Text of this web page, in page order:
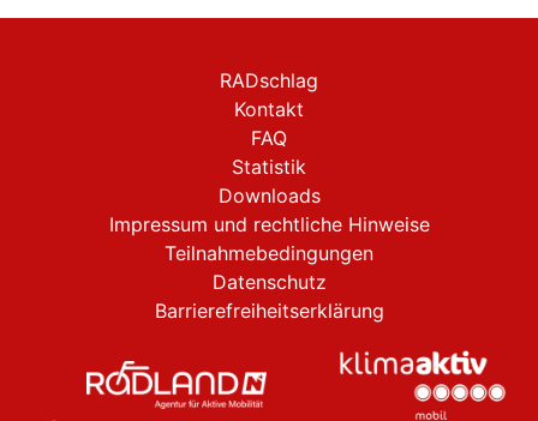
RADschlag
Kontakt
FAQ
Statistik
Downloads
Impressum und rechtliche Hinweise
Teilnahmebedingungen
Datenschutz
Barrierefreiheitserklärung